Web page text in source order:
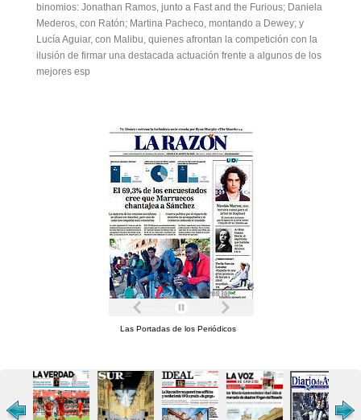
binomios: Jonathan Ramos, junto a Fast and the Furious; Daniela
Mederos, con Ratón; Martina Pacheco, montando a Dewey; y
Lucía Aguiar, con Malibu, quienes afrontan la competición con la
ilusión de firmar una destacada actuación frente a algunos de los
mejores esp
Las Portadas de los Periódicos